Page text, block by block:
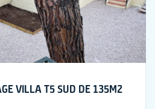
VILLA T5 SUD DE 135M2